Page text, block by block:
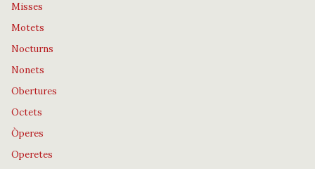
Misses
Motets
Nocturns
Nonets
Obertures
Octets
Òperes
Operetes